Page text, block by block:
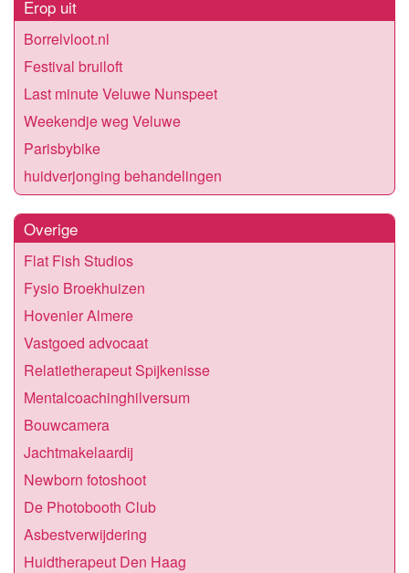
Erop uit
Borrelvloot.nl
Festival bruiloft
Last minute Veluwe Nunspeet
Weekendje weg Veluwe
Parisbybike
huidverjonging behandelingen
Overige
Flat Fish Studios
Fysio Broekhuizen
Hovenier Almere
Vastgoed advocaat
Relatietherapeut Spijkenisse
Mentalcoachinghilversum
Bouwcamera
Jachtmakelaardij
Newborn fotoshoot
De Photobooth Club
Asbestverwijdering
Huidtherapeut Den Haag